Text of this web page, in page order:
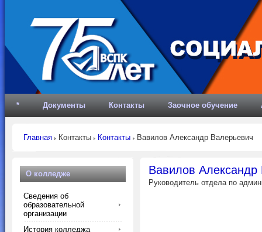
* Документы Контакты Заочное обучение
Главная Контакты Контакты Вавилов Александр Валерьевич
Вавилов Александр
Руководитель отдела по
О колледже
Сведения об
образовательной
организации
История колледжа